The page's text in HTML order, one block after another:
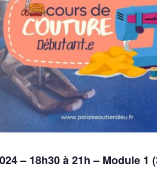
– 18h30 à 21h – Module 1